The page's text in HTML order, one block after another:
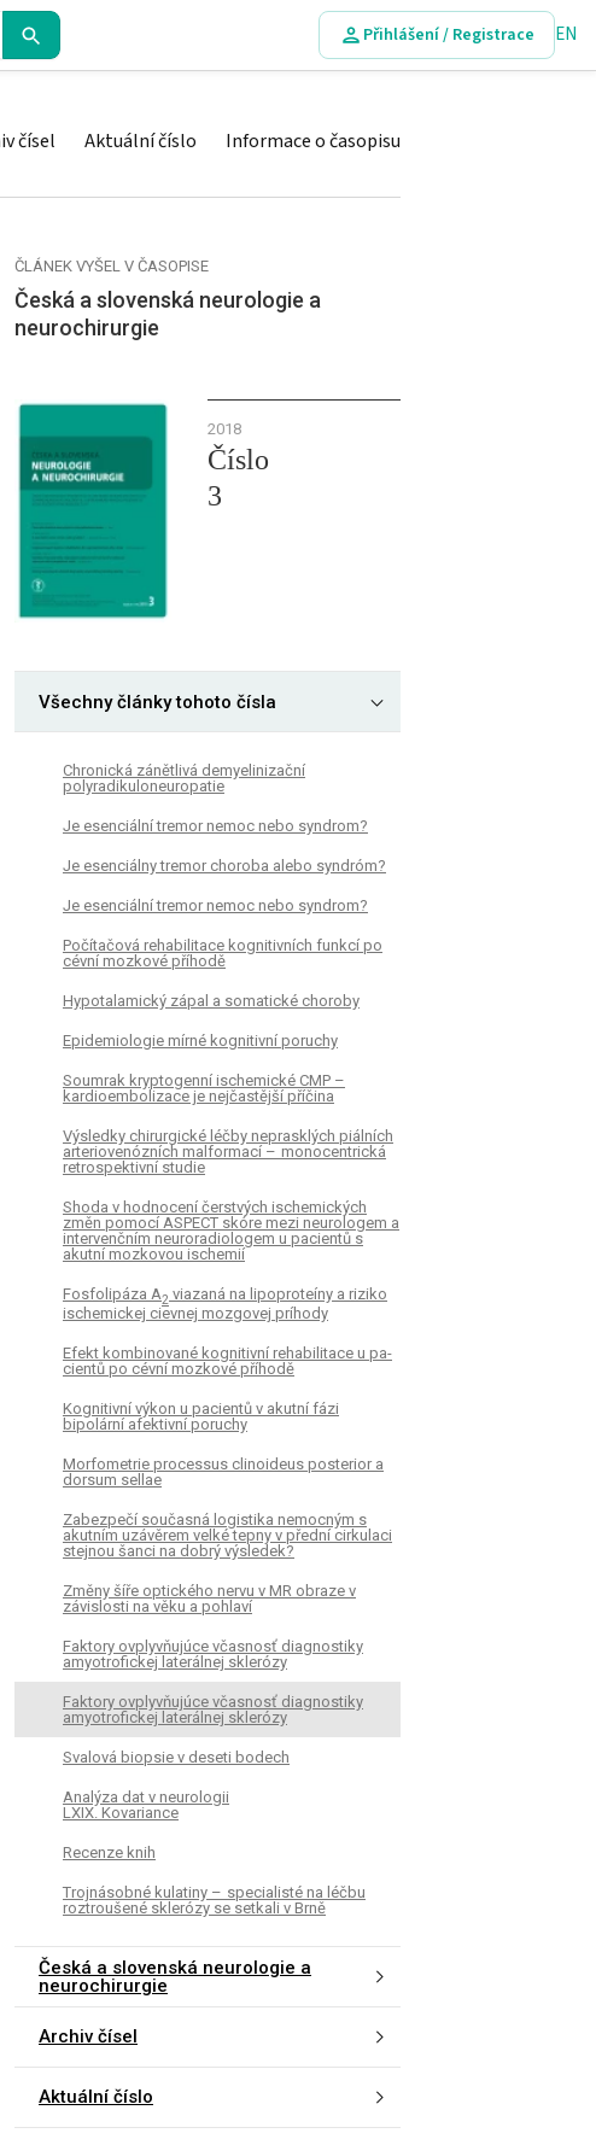
Přihlášení / Registrace EN
čísel Aktuální číslo Informace o časopisu
ČLÁNEK VYŠEL V ČASOPISE
Česká a slovenská neurologie a
neurochirurgie
2018
Číslo
3
Všechny články tohoto čísla
Chronická zánětlivá demyelinizační
polyradikuloneuropatie
Je esenciální tremor nemoc nebo syndrom?
Je esenciálny tremor choroba alebo syndróm?
Je esenciální tremor nemoc nebo syndrom?
Počítačová rehabilitace kognitivních funkcí po
cévní mozkové příhodě
Hypotalamický zápal a somatické choroby
Epidemiologie mírné kognitivní poruchy
Soumrak kryptogenní ischemické CMP –
kardioembolizace je nejčastější příčina
Výsledky chirurgické léčby neprasklých piálních
arteriovenózních malformací – monocentrická
retrospektivní studie
Shoda v hodnocení čerstvých ischemických
změn pomocí ASPECT skóre mezi neurologem a
intervenčním neuroradiologem u pa­cientů s
akutní mozkovou ischemií
Fosfolipáza A2 viazaná na lipoproteíny a riziko
ischemickej cievnej mozgovej príhody
Efekt kombinované kognitivní rehabilitace u pa­
cientů po cévní mozkové příhodě
Kognitivní výkon u pacientů v akutní fázi
bipolární afektivní poruchy
Morfometrie proces­sus clinoideus posterior a
dorsum sel­lae
Zabezpečí současná logistika nemocným s
akutním uzávěrem velké tepny v přední cirkulaci
stejnou šanci na dobrý výsledek?
Změny šíře optického nervu v MR obraze v
závislosti na věku a pohlaví
Faktory ovplyvňujúce včasnosť dia­gnostiky
amyotrofickej laterálnej sklerózy
Faktory ovplyvňujúce včasnosť dia­gnostiky
amyotrofickej laterálnej sklerózy
Svalová bio­psie v deseti bodech
Analýza dat v neurologii
LXIX. Kovariance
Recenze knih
Trojnásobné kulatiny – specialisté na léčbu
roztroušené sklerózy se setkali v Brně
Česká a slovenská neurologie a
neurochirurgie
Archiv čísel
Aktuální číslo